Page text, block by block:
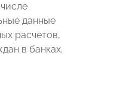
данные
расчетов,
в банках.